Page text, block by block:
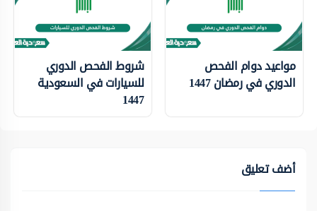
مواعيد دوام الفحص
الدوري في رمضان 1447
شروط الفحص الدوري
للسيارات في السعودية
1447
أضف تعليق